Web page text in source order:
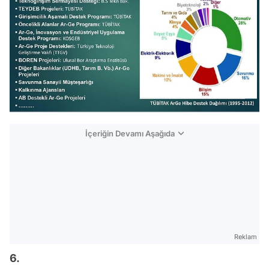
İçeriğin Devamı Aşağıda
Reklam
6.